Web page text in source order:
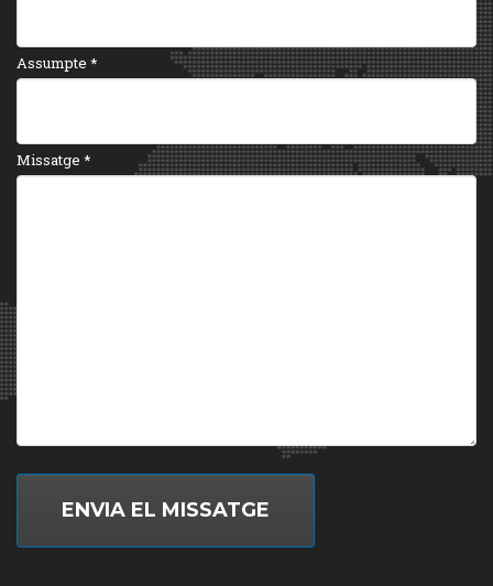
Assumpte *
Missatge *
ENVIA EL MISSATGE